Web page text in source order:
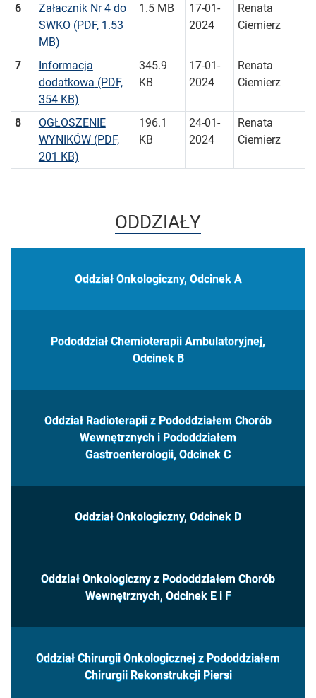
6
Załacznik Nr 4 do
SWKO (PDF, 1.53
MB)
1.5 MB
17-01-
2024
Renata
Ciemierz
7
Informacja
dodatkowa (PDF,
354 KB)
345.9
KB
17-01-
2024
Renata
Ciemierz
8
OGŁOSZENIE
WYNIKÓW(PDF,
201 KB)
196.1
KB
24-01-
2024
Renata
Ciemierz
ODDZIAŁY
Oddział Onkologiczny, Odcinek A
Pododdział Chemioterapii Ambulatoryjnej,
Odcinek B
Oddział Radioterapii z Pododdziałem Chorób
Wewnętrznych i Pododdziałem
Gastroenterologii, Odcinek C
Oddział Onkologiczny, Odcinek D
Oddział Onkologiczny z Pododdziałem Chorób
Wewnętrznych, Odcinek E i F
Oddział Chirurgii Onkologicznej z Pododdziałem
Chirurgii Rekonstrukcji Piersi